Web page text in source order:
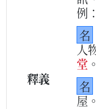
釋義
例：
名
人
堂 。
名
屋。